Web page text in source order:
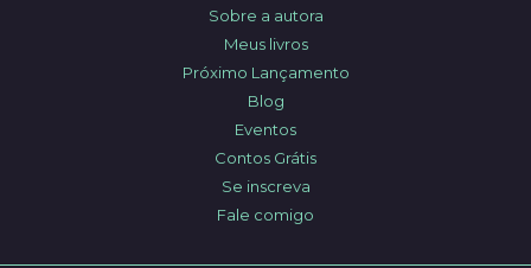
Sobre a autora
Meus livros
Próximo Lançamento
Blog
Eventos
Contos Grátis
Se inscreva
Fale comigo